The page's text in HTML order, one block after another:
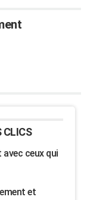
CLICS
ceux qui
et